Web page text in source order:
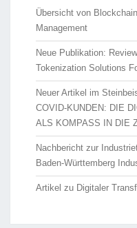
Übersicht von
Management
Neue Publikation:
Tokenization Solutions
Neuer Artikel im
COVID-KUNDEN: DIE
ALS KOMPASS IN DIE
Nachbericht zur
Baden-Württemberg
Artikel zu Digitaler